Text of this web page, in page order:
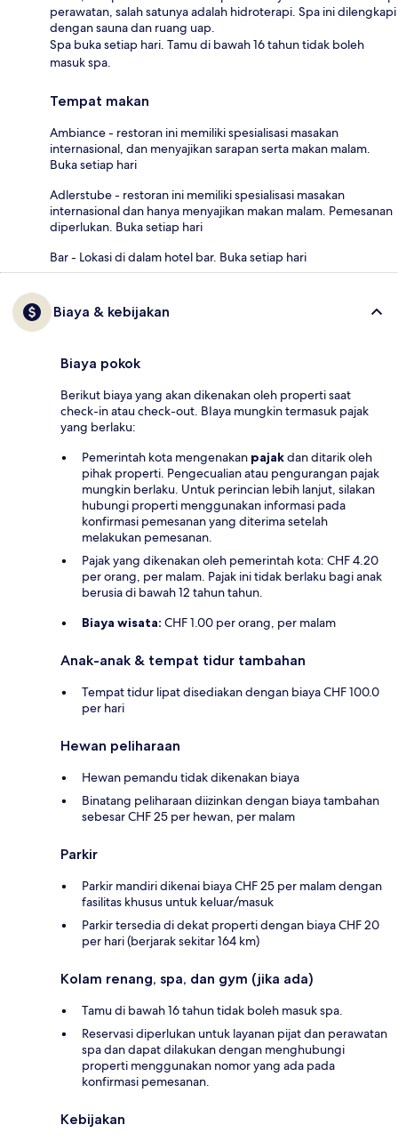
perawatan, salah satunya adalah hidroterapi. Spa ini dilengkapi
dengan sauna dan ruang uap.
Spa buka setiap hari. Tamu di bawah 16 tahun tidak boleh
masuk spa.
Tempat makan
Ambiance - restoran ini memiliki spesialisasi masakan
internasional, dan menyajikan sarapan serta makan malam.
Buka setiap hari
Adlerstube - restoran ini memiliki spesialisasi masakan
internasional dan hanya menyajikan makan malam. Pemesanan
diperlukan. Buka setiap hari
Bar - Lokasi di dalam hotel bar. Buka setiap hari
Biaya & kebijakan
Biaya pokok
Berikut biaya yang akan dikenakan oleh properti saat
check-in atau check-out. BIaya mungkin termasuk pajak
yang berlaku:
Pemerintah kota mengenakan pajakdan ditarik oleh
pihak properti. Pengecualian atau pengurangan pajak
mungkin berlaku. Untuk perincian lebih lanjut, silakan
hubungi properti menggunakan informasi pada
konfirmasi pemesanan yang diterima setelah
melakukan pemesanan.
Pajak yang dikenakan oleh pemerintah kota: CHF 4.20
per orang, per malam. Pajak ini tidak berlaku bagi anak
berusia di bawah 12 tahun tahun.
Biaya wisata: CHF 1.00 per orang, per malam
Anak-anak & tempat tidur tambahan
Tempat tidur lipat disediakan dengan biaya CHF 100.0
per hari
Hewan peliharaan
Hewan pemandu tidak dikenakan biaya
Binatang peliharaan diizinkan dengan biaya tambahan
sebesar CHF 25 per hewan, per malam
Parkir
Parkir mandiri dikenai biaya CHF 25 per malam dengan
fasilitas khusus untuk keluar/masuk
Parkir tersedia di dekat properti dengan biaya CHF 20
per hari (berjarak sekitar 164 km)
Kolam renang, spa, dan gym (jika ada)
Tamu di bawah 16 tahun tidak boleh masuk spa.
Reservasi diperlukan untuk layanan pijat dan perawatan
spa dan dapat dilakukan dengan menghubungi
properti menggunakan nomor yang ada pada
konfirmasi pemesanan.
Kebijakan